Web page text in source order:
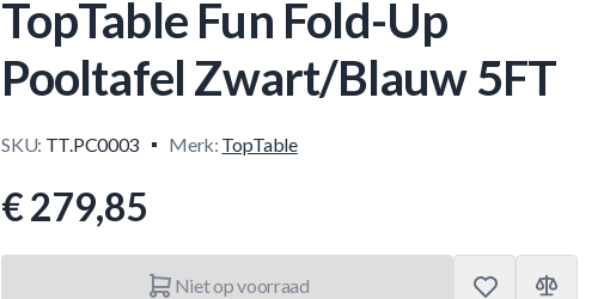
TopTable Fun Fold-Up
Pooltafel Zwart/Blauw 5FT
SKU: TT.PC0003 Merk: TopTable
€ 279,85
Niet op voorraad